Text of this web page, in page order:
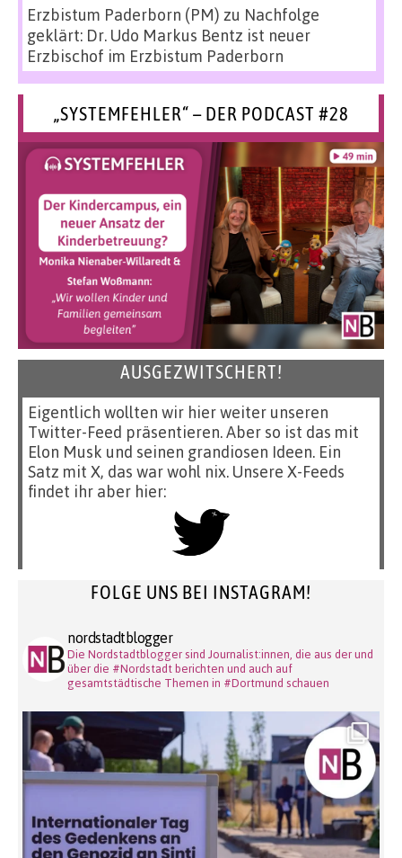
Erzbistum Paderborn (PM) zu Nachfolge
geklärt: Dr. Udo Markus Bentz ist neuer
Erzbischof im Erzbistum Paderborn
„SYSTEMFEHLER“ – DER PODCAST #28
AUSGEZWITSCHERT!
Eigentlich wollten wir hier weiter unseren
Twitter-Feed präsentieren. Aber so ist das mit
Elon Musk und seinen grandiosen Ideen. Ein
Satz mit X, das war wohl nix. Unsere X-Feeds
findet ihr aber hier:
FOLGE UNS BEI INSTAGRAM!
nordstadtblogger
Die Nordstadtblogger sind Journalist:innen, die aus der und
über die #Nordstadt berichten und auch auf
gesamtstädtische Themen in #Dortmund schauen